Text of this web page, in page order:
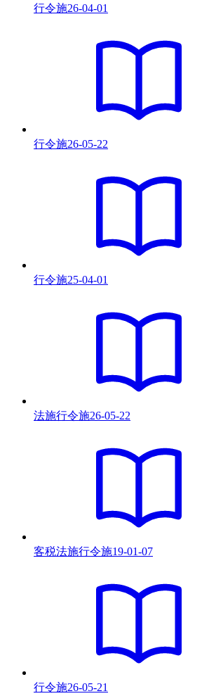
行令施26-04-01
行令施26-05-22
行令施25-04-01
法施行令施26-05-22
客税法施行令施19-01-07
行令施26-05-21